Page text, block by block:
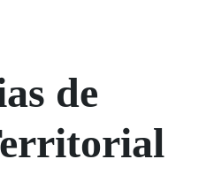
de